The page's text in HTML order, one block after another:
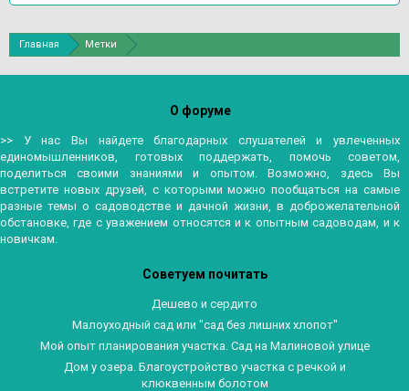
Главная Метки
О форуме
>> У нас Вы найдете благодарных слушателей и увлеченных
единомышленников, готовых поддержать, помочь советом,
поделиться своими знаниями и опытом. Возможно, здесь Вы
встретите новых друзей, с которыми можно пообщаться на самые
разные темы о садоводстве и дачной жизни, в доброжелательной
обстановке, где с уважением относятся и к опытным садоводам, и к
новичкам.
Советуем почитать
Дешево и сердито
Малоуходный сад или "сад без лишних хлопот"
Мой опыт планирования участка. Сад на Малиновой улице
Дом у озера. Благоустройство участка с речкой и
клюквенным болотом